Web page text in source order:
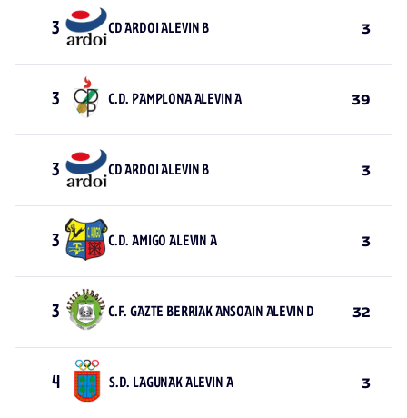
3 CD ARDOI ALEVIN B 3
3 C.D. PAMPLONA ALEVIN A 39
3 CD ARDOI ALEVIN B 3
3 C.D. AMIGO ALEVIN A 3
3 C.F. GAZTE BERRIAK ANSOAIN ALEVIN D 32
4 S.D. LAGUNAK ALEVIN A 3